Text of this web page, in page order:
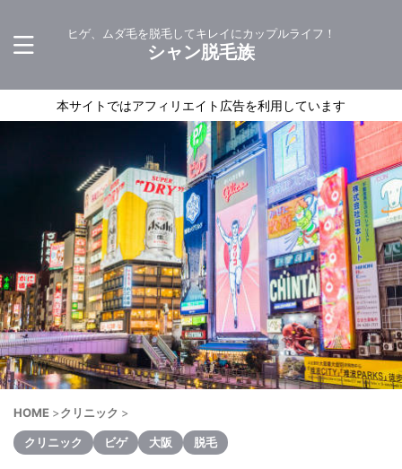
ヒゲ、ムダ毛を脱毛してキレイにカップルライフ！
シャン脱毛族
本サイトではアフィリエイト広告を利用しています
HOME >クリニック >
クリニック ビゲ 大阪 脱毛